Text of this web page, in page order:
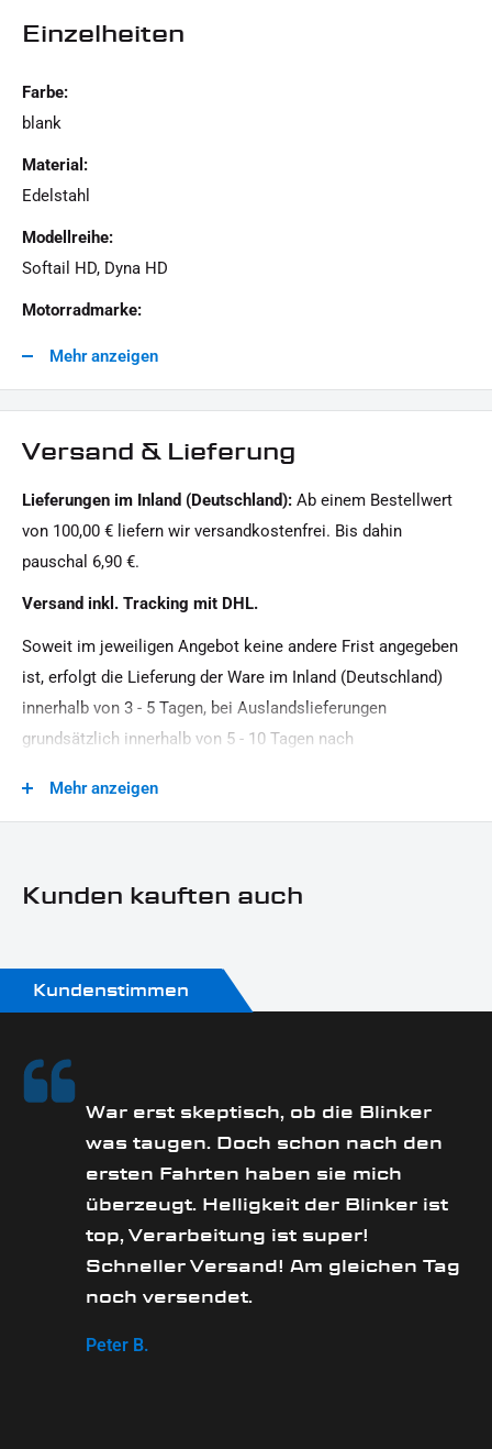
LIEFERUMFANG :
1x Schrauben-Kit "Cam Cover"
Dieses Angebot kann Beispielbilder enthalten, deren Inhalt über den Lieferumfang hinaus
Einzelheiten
Farbe:
blank
Material:
Edelstahl
Modellreihe:
Softail HD, Dyna HD
Motorradmarke:
Mehr anzeigen
Versand & Lieferung
Lieferungen im Inland (Deutschland): Ab einem Bestellwert
von 100,00 € liefern wir versandkostenfrei. Bis dahin
pauschal 6,90 €.
Versand inkl. Tracking mit DHL.
Soweit im jeweiligen Angebot keine andere Frist angegeben
ist, erfolgt die Lieferung der Ware im Inland (Deutschland)
innerhalb von 3 - 5 Tagen, bei Auslandslieferungen
grundsätzlich innerhalb von 5 - 10 Tagen nach
Zeitpunkt Ihrer Zahlungsanweisung).Beachten Sie, dass an
Mehr anzeigen
Kunden kauften auch
Kundenstimmen
War erst skeptisch, ob die Blinker
was taugen. Doch schon nach den
ersten Fahrten haben sie mich
überzeugt. Helligkeit der Blinker ist
top, Verarbeitung ist super!
Schneller Versand! Am gleichen Tag
noch versendet.
Peter B.